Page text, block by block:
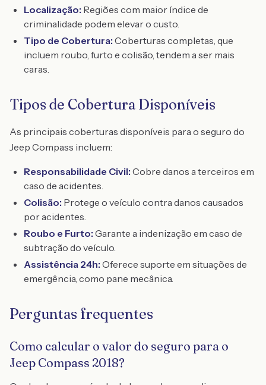
Localização: Regiões com maior índice de
criminalidade podem elevar o custo.
Tipo de Cobertura: Coberturas completas, que
incluem roubo, furto e colisão, tendem a ser mais
caras.
Tipos de Cobertura Disponíveis
As principais coberturas disponíveis para o seguro do
Jeep Compass incluem:
Responsabilidade Civil: Cobre danos a terceiros em
caso de acidentes.
Colisão: Protege o veículo contra danos causados
por acidentes.
Roubo e Furto: Garante a indenização em caso de
subtração do veículo.
Assistência 24h: Oferece suporte em situações de
emergência, como pane mecânica.
Perguntas frequentes
Como calcular o valor do seguro para o
Jeep Compass 2018?